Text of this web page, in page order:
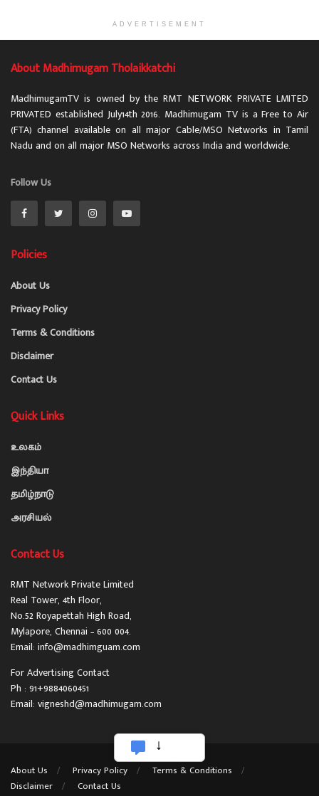
ADVERTISEMENT
About Madhimugam Tholaikkatchi
MadhimugamTV is owned by the RMT NETWORK PRIVATE LMITED
PRIVATED established July14th 2016. Madhimugam TV is a Free to Air
(FTA) channel available on all major Cable/MSO Networks in Tamil
Nadu and on all major MSO Networks across India and worldwide.
Follow Us
Policies
About Us
Privacy Policy
Terms & Conditions
Disclaimer
Contact Us
Quick Links
உலகம்
இந்தியா
தமிழ்நாடு
அரசியல்
Contact Us
RMT Network Private Limited
Real Tower, 4th Floor,
No.52 Royapettah High Road,
Mylapore, Chennai – 600 004.
Email: info@madhimguam.com
For Advertising Contact
Ph : 91+9884060451
Email: vigneshd@madhimugam.com
About Us Privacy Policy
Terms & Conditions
Disclaimer
Contact Us